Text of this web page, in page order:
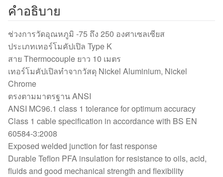
(250°C)
คำอธิบาย
ช่วงการวัดอุณหภูมิ -75 ถึง 250 องศาเซลเซียส
ประเภทเทอร์โมคัปเปิล Type K
สาย Thermocouple ยาว 10 เมตร
เทอร์โมคัปเปิลทำจากวัสดุ Nickel Aluminium, Nickel
Chrome
ตรงตามมาตรฐาน ANSI
ANSI MC96.1 class 1 tolerance for optimum accuracy
Class 1 cable specification in accordance with BS EN
60584-3:2008
Exposed welded junction for fast response
Durable Teflon PFA insulation for resistance to oils, acid,
fluids and good mechanical strength and flexibility